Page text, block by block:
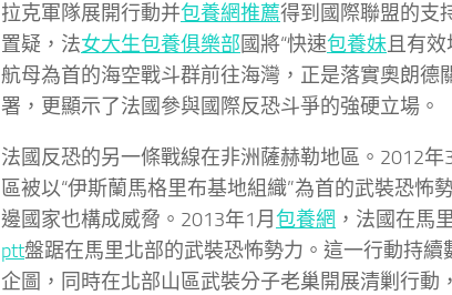
拉克軍隊展開行動并包養網推薦得到國際聯盟的支
置疑，法女大生包養俱樂部國將“快速包養妹且有
航母為首的海空戰斗群前往海灣，正是落實奧朗德
署，更顯示了法國參與國際反恐斗爭的強硬立場。
法國反恐的另一條戰線在非洲薩赫勒地區。2012
區被以“伊斯蘭馬格里布基地組織”為首的武裝恐怖
邊國家也構成威脅。2013年1月包養網 ，法國在馬
ptt盤踞在馬里北部的武裝恐怖勢力。這一行動持
企圖，同時在北部山區武裝分子老巢開展清剿行動